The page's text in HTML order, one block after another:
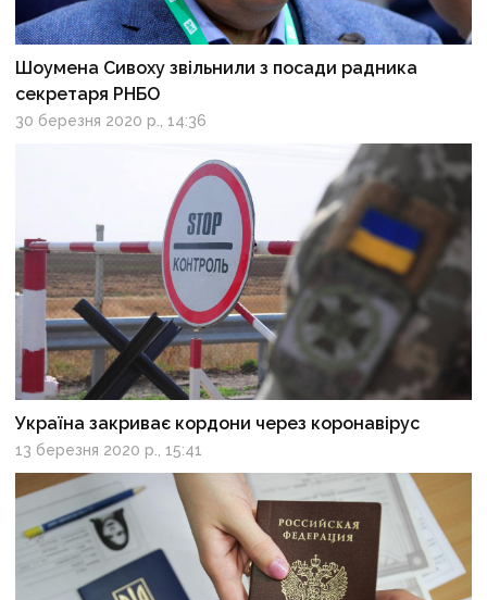
Шоумена Сивоху звільнили з посади радника
секретаря РНБО
30 березня 2020 р., 14:36
Україна закриває кордони через коронавірус
13 березня 2020 р., 15:41